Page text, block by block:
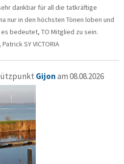
dankbar für all die tatkräftige
nur in den höchsten Tönen loben und
bedeutet, TO Mitglied zu sein.
SY VICTORIA
Gijonam 08.08.2026